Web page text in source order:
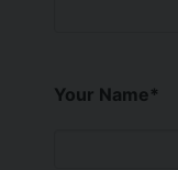
Your Name*